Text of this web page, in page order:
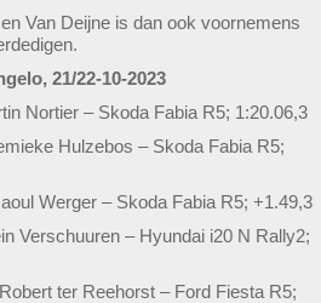
Van Deijne is dan ook voornemens
21/22-10-2023
Nortier – Skoda Fabia R5; 1:20.06,3
Hulzebos – Skoda Fabia R5;
Werger – Skoda Fabia R5; +1.49,3
– Hyundai i20 N Rally2;
ter Reehorst – Ford Fiesta R5;